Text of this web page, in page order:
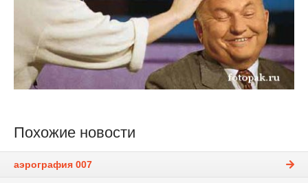
Похожие новости
аэрография 007